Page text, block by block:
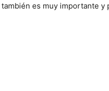
también es muy importante y